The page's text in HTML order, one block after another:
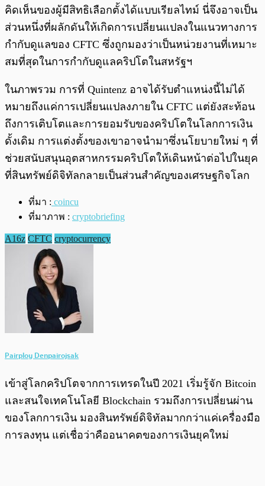
คิดเห็นของผู้มีสิทธิเลือกตั้งได้แบบเรียลไทม์ นี่จึงอาจเป็น
ส่วนหนึ่งที่ผลักดันให้เกิดการเปลี่ยนแปลงในแนวทางการ
กำกับดูแลของ CFTC ซึ่งถูกมองว่าเป็นหน่วยงานที่เหมาะ
สมที่สุดในการกำกับดูแลคริปโตในสหรัฐฯ
ในภาพรวม การที่ Quintenz อาจได้รับตำแหน่งนี้ไม่ได้
หมายถึงแค่การเปลี่ยนแปลงภายใน CFTC แต่ยังสะท้อน
ถึงการเติบโตและการยอมรับของคริปโตในโลกการเงิน
ดั้งเดิม การแต่งตั้งของเขาอาจนำมาซึ่งนโยบายใหม่ ๆ ที่
ช่วยสนับสนุนอุตสาหกรรมคริปโตให้เดินหน้าต่อไปในยุค
ที่สินทรัพย์ดิจิทัลกลายเป็นส่วนสำคัญของเศรษฐกิจโลก
ที่มา : coincu
ที่มาภาพ : cryptobriefing
A16z CFTC cryptocurrency
Pairploy Denpairojsak
เข้าสู่โลกคริปโตจากการเทรดในปี 2021 เริ่มรู้จัก Bitcoin
และสนใจเทคโนโลยี Blockchain รวมถึงการเปลี่ยนผ่าน
ของโลกการเงิน มองสินทรัพย์ดิจิทัลมากกว่าแค่เครื่องมือ
การลงทุน แต่เชื่อว่าคืออนาคตของการเงินยุคใหม่